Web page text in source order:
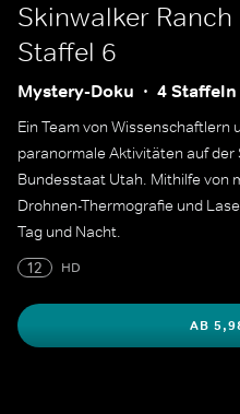
Skinwalker Ranch
Staffel 6
Mystery-Doku 4 Staffeln
Ein Team von
paranormale Aktivitäten auf der
Bundesstaat Utah. Mithilfe von
Drohnen-Thermografie und
Tag und Nacht.
12
HD
AB